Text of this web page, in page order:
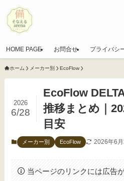
HOME PAGE お問合せ プライバシ
ホーム メーカー別 EcoFlow
EcoFlow
推移まとめ｜
目安
2026
6/28
メーカー別 EcoFlow 2026年6月
当ページのリンクには広告